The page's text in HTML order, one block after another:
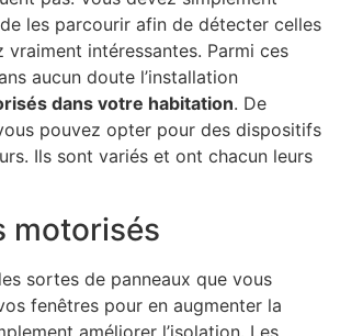
les parcourir afin de détecter celles
vraiment intéressantes. Parmi ces
aucun doute l’installation
dans votre habitation. De
pouvez opter pour des dispositifs
Ils sont variés et ont chacun leurs
motorisés
sortes de panneaux que vous
fenêtres pour en augmenter la
améliorer l’isolation. Les